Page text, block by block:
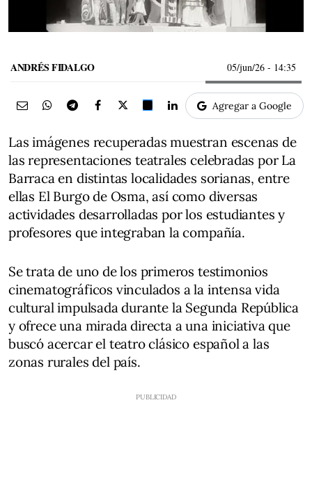
ANDRÉS FIDALGO 05/jun/26 - 14:35
Agregar a Google
Las imágenes recuperadas muestran escenas de
las representaciones teatrales celebradas por La
Barraca en distintas localidades sorianas, entre
ellas El Burgo de Osma, así como diversas
actividades desarrolladas por los estudiantes y
profesores que integraban la compañía.
Se trata de uno de los primeros testimonios
cinematográficos vinculados a la intensa vida
cultural impulsada durante la Segunda República
y ofrece una mirada directa a una iniciativa que
buscó acercar el teatro clásico español a las
zonas rurales del país.